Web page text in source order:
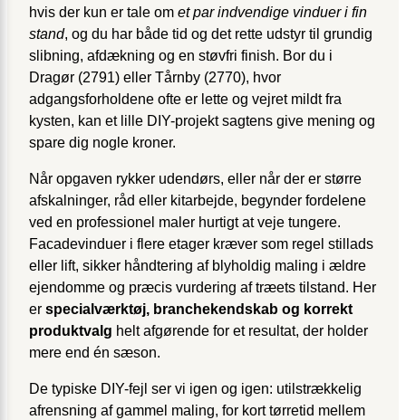
hvis der kun er tale om et par indvendige vinduer i fin
stand, og du har både tid og det rette udstyr til grundig
slibning, afdækning og en støvfri finish. Bor du i
Dragør (2791) eller Tårnby (2770), hvor
adgangsforholdene ofte er lette og vejret mildt fra
kysten, kan et lille DIY-projekt sagtens give mening og
spare dig nogle kroner.
Når opgaven rykker udendørs, eller når der er større
afskalninger, råd eller kitarbejde, begynder fordelene
ved en professionel maler hurtigt at veje tungere.
Facadevinduer i flere etager kræver som regel stillads
eller lift, sikker håndtering af blyholdig maling i ældre
ejendomme og præcis vurdering af træets tilstand. Her
er specialværktøj, branchekendskab og korrekt
produktvalg helt afgørende for et resultat, der holder
mere end én sæson.
De typiske DIY-fejl ser vi igen og igen: utilstrækkelig
afrensning af gammel maling, for kort tørretid mellem